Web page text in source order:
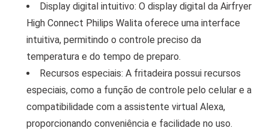
Display digital intuitivo: O display digital da Airfryer
High Connect Philips Walita oferece uma interface
intuitiva, permitindo o controle preciso da
temperatura e do tempo de preparo.
Recursos especiais: A fritadeira possui recursos
especiais, como a função de controle pelo celular e a
compatibilidade com a assistente virtual Alexa,
proporcionando conveniência e facilidade no uso.